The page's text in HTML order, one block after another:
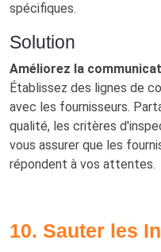
spécifiques.
Solution
Améliorez la
Établissez des lignes de
avec les fournisseurs.
qualité, les critères
vous assurer que les
répondent à vos attentes.
10. Sauter les